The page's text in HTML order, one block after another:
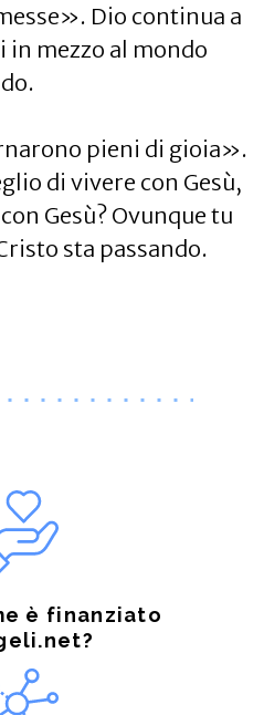
Dio continua a
mezzo al mondo
pieni di gioia».
di vivere con Gesù,
Gesù? Ovunque tu
sta passando.
è finanziato